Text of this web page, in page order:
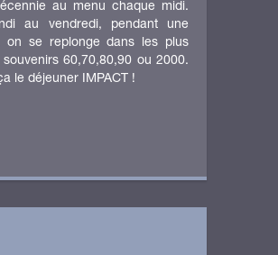
au menu chaque midi.
au vendredi, pendant une
on se replonge dans les plus
souvenirs 60,70,80,90 ou 2000.
le déjeuner IMPACT !